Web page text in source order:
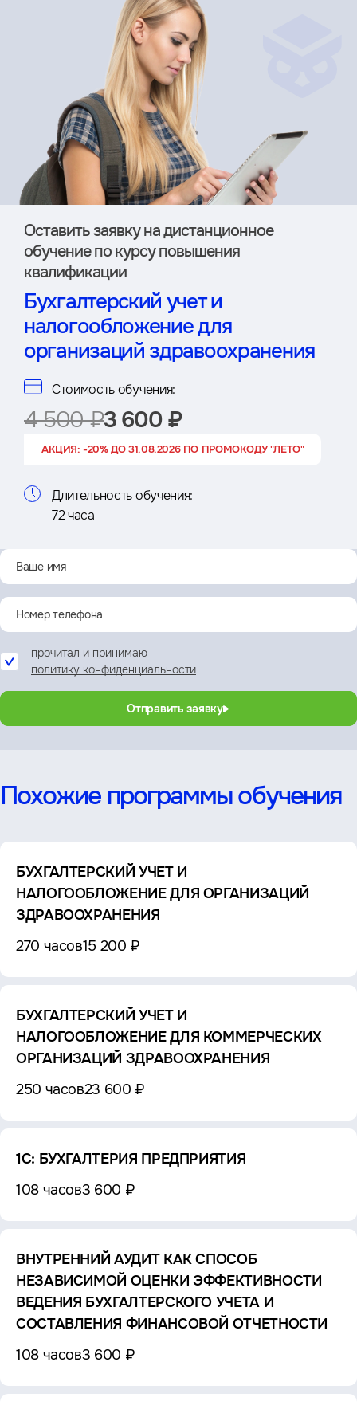
Оставить заявку на дистан­ционное
обучение по курсу повышения
квалификации
Бухгалтерский учет и
налогообложение для
организаций здравоохранения
Стоимость обучения:
4 500 ₽3 600 ₽
АКЦИЯ: -20% ДО 31.08.2026 ПО ПРОМОКОДУ "ЛЕТО"
Длительность обучения:
72 часа
прочитал и принимаю
политику конфиденциальности
Отправить заявку
Похожие программы обучения
БУХГАЛТЕРСКИЙ УЧЕТ И
НАЛОГООБЛОЖЕНИЕ ДЛЯ ОРГАНИЗАЦИЙ
ЗДРАВООХРАНЕНИЯ
270 часов15 200 ₽
БУХГАЛТЕРСКИЙ УЧЕТ И
НАЛОГООБЛОЖЕНИЕ ДЛЯ КОММЕРЧЕСКИХ
ОРГАНИЗАЦИЙ ЗДРАВООХРАНЕНИЯ
250 часов23 600 ₽
1С: БУХГАЛТЕРИЯ ПРЕДПРИЯТИЯ
108 часов3 600 ₽
ВНУТРЕННИЙ АУДИТ КАК СПОСОБ
НЕЗАВИСИМОЙ ОЦЕНКИ ЭФФЕКТИВНОСТИ
ВЕДЕНИЯ БУХГАЛТЕРСКОГО УЧЕТА И
СОСТАВЛЕНИЯ ФИНАНСОВОЙ ОТЧЕТНОСТИ
108 часов3 600 ₽